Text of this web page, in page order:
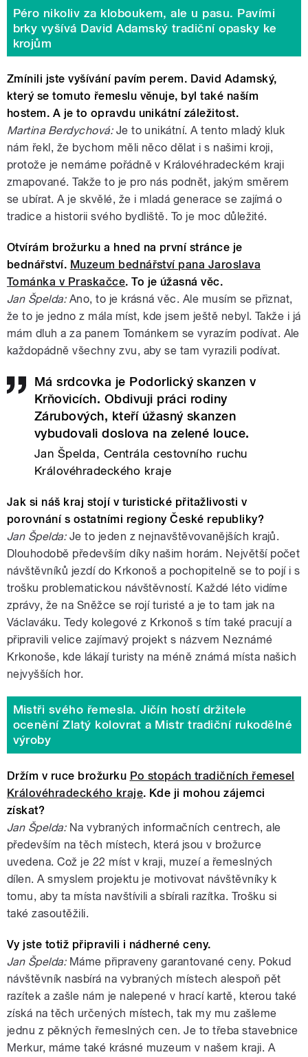
Péro nikoliv za kloboukem, ale u pasu. Pavími
brky vyšívá David Adamský tradiční opasky ke
krojům
Zmínili jste vyšívání pavím perem. David Adamský,
který se tomuto řemeslu věnuje, byl také naším
hostem. A je to opravdu unikátní záležitost.
Martina Berdychová:Je to unikátní. A tento mladý kluk
nám řekl, že bychom měli něco dělat i s našimi kroji,
protože je nemáme pořádně v Královéhradeckém kraji
zmapované. Takže to je pro nás podnět, jakým směrem
se ubírat. A je skvělé, že i mladá generace se zajímá o
tradice a historii svého bydliště. To je moc důležité.
Otvírám brožurku a hned na první stránce je
bednářství. Muzeum bednářství pana Jaroslava
Tománka v Praskačce. To je úžasná věc.
Jan Špelda:Ano, to je krásná věc. Ale musím se přiznat,
že to je jedno z mála míst, kde jsem ještě nebyl. Takže i já
mám dluh a za panem Tománkem se vyrazím podívat. Ale
každopádně všechny zvu, aby se tam vyrazili podívat.
Má srdcovka je Podorlický skanzen v
Krňovicích. Obdivuji práci rodiny
Zárubových, kteří úžasný skanzen
vybudovali doslova na zelené louce.
Jan Špelda, Centrála cestovního ruchu
Královéhradeckého kraje
Jak si náš kraj stojí v turistické přitažlivosti v
porovnání s ostatními regiony České republiky?
Jan Špelda:Je to jeden z nejnavštěvovanějších krajů.
Dlouhodobě především díky našim horám. Největší počet
návštěvníků jezdí do Krkonoš a pochopitelně se to pojí i s
trošku problematickou návštěvností. Každé léto vidíme
zprávy, že na Sněžce se rojí turisté a je to tam jak na
Václaváku. Tedy kolegové z Krkonoš s tím také pracují a
připravili velice zajímavý projekt s názvem Neznámé
Krkonoše, kde lákají turisty na méně známá místa našich
nejvyšších hor.
Mistři svého řemesla. Jičín hostí držitele
ocenění Zlatý kolovrat a Mistr tradiční rukodělné
výroby
Držím v ruce brožurku Po stopách tradičních řemesel
Královéhradeckého kraje. Kde ji mohou zájemci
získat?
Jan Špelda:Na vybraných informačních centrech, ale
především na těch místech, která jsou v brožurce
uvedena. Což je 22 míst v kraji, muzeí a řemeslných
dílen. A smyslem projektu je motivovat návštěvníky k
tomu, aby ta místa navštívili a sbírali razítka. Trošku si
také zasoutěžili.
Vy jste totiž připravili i nádherné ceny.
Jan Špelda:Máme připraveny garantované ceny. Pokud
návštěvník nasbírá na vybraných místech alespoň pět
razítek a zašle nám je nalepené v hrací kartě, kterou také
získá na těch určených místech, tak my mu zašleme
jednu z pěkných řemeslných cen. Je to třeba stavebnice
Merkur, máme také krásné muzeum v našem kraji. A